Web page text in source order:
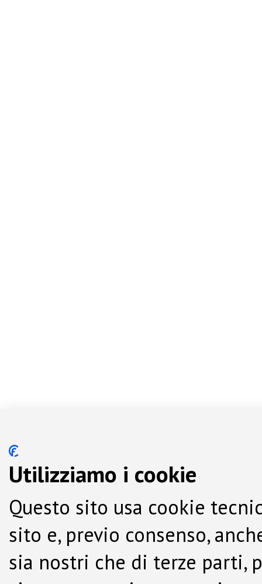
Utilizziamo i cookie
Questo sito usa cookie
sito e, previo consenso,
sia nostri che di terze parti,